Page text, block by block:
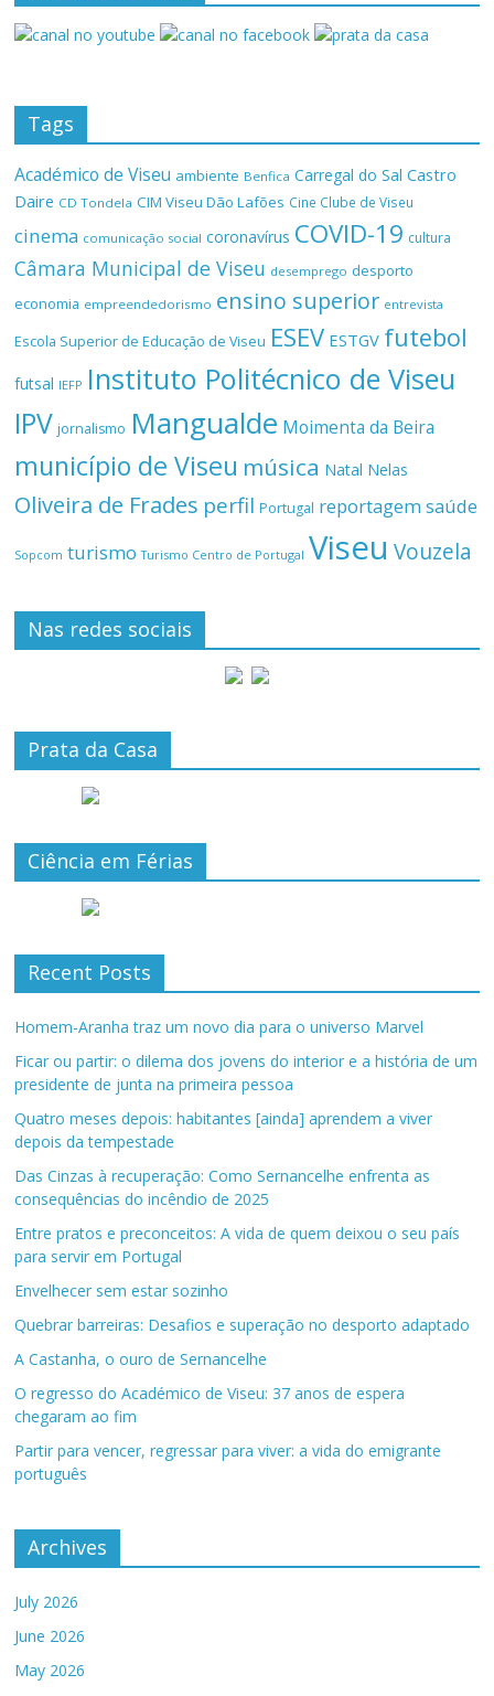
Tags
Académico de Viseu ambiente Benfica Carregal do Sal Castro
Daire CD Tondela CIM Viseu Dão Lafões Cine Clube de Viseu
cinema comunicação social coronavírus COVID-19 cultura
Câmara Municipal de Viseu desemprego desporto
economia empreendedorismo ensino superior entrevista
Escola Superior de Educação de Viseu ESEV ESTGV futebol
futsal IEFP Instituto Politécnico de Viseu
IPV jornalismo Mangualde Moimenta da Beira
município de Viseu música Natal Nelas
Oliveira de Frades perfil Portugal reportagemsaúde
Sopcom turismo Turismo Centro de Portugal Viseu Vouzela
Nas redes sociais
Prata da Casa
Ciência em Férias
Recent Posts
Homem-Aranha traz um novo dia para o universo Marvel
Ficar ou partir: o dilema dos jovens do interior e a história de um
presidente de junta na primeira pessoa
Quatro meses depois: habitantes [ainda] aprendem a viver
depois da tempestade
Das Cinzas à recuperação: Como Sernancelhe enfrenta as
consequências do incêndio de 2025
Entre pratos e preconceitos: A vida de quem deixou o seu país
para servir em Portugal
Envelhecer sem estar sozinho
Quebrar barreiras: Desafios e superação no desporto adaptado
A Castanha, o ouro de Sernancelhe
O regresso do Académico de Viseu: 37 anos de espera
chegaram ao fim
Partir para vencer, regressar para viver: a vida do emigrante
português
Archives
July 2026
June 2026
May 2026